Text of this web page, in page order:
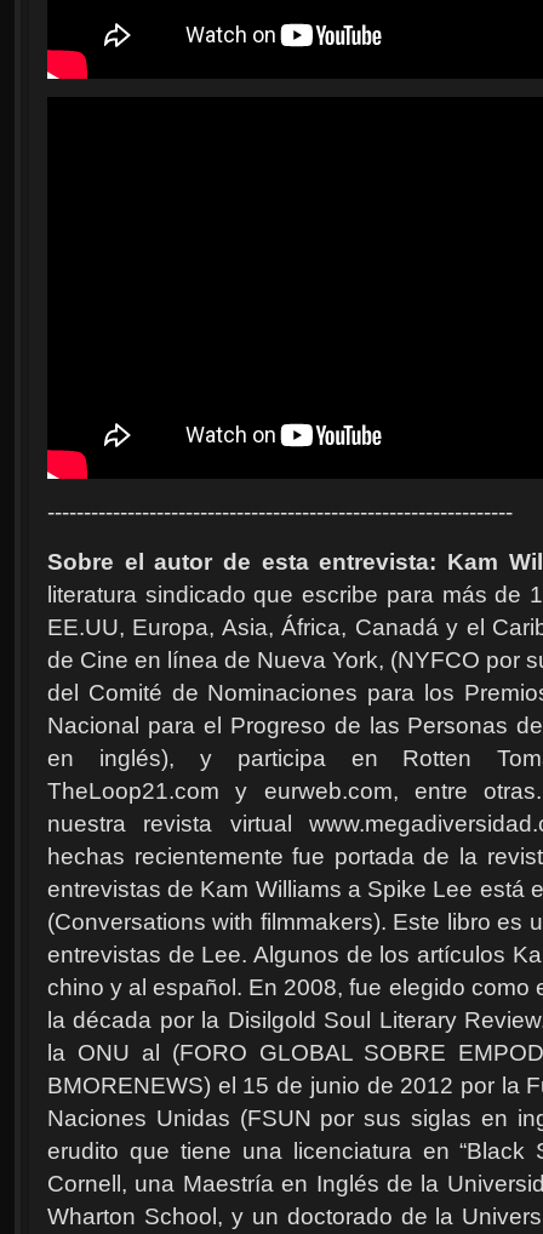
----------------------------------------------------------------
Sobre el autor de esta entrevista: Kam
literatura sindicado que escribe para más de
EE.UU, Europa, Asia, África, Canadá y el
de Cine en línea de Nueva York, (NYFCO por
del Comité de Nominaciones para los
Nacional para el Progreso de las Personas
en inglés), y participa en Rotten
TheLoop21.com y eurweb.com, entre
nuestra revista virtual
hechas recientemente fue portada de la
entrevistas de Kam Williams a Spike Lee está
(Conversations with filmmakers). Este libro es
entrevistas de Lee. Algunos de los artículos
chino y al español. En 2008, fue elegido como
la década por la Disilgold Soul Literary
la ONU al (FORO GLOBAL SOBRE
BMORENEWS) el 15 de junio de 2012 por la
Naciones Unidas (FSUN por sus siglas en
erudito que tiene una licenciatura en “Black
Cornell, una Maestría en Inglés de la
Wharton School, y un doctorado de la